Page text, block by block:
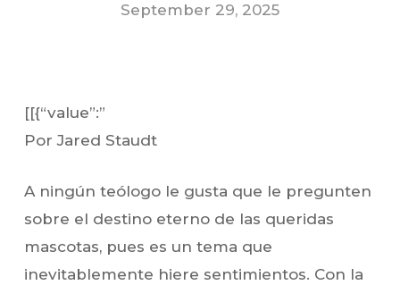
September 29, 2025
[[{“value”:”
Por Jared Staudt
A ningún teólogo le gusta que le pregunten
sobre el destino eterno de las queridas
mascotas, pues es un tema que
inevitablemente hiere sentimientos. Con la